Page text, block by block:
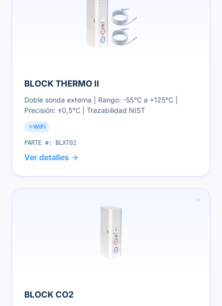
BLOCK THERMO II
Doble sonda externa | Rango: -55°C a +125°C |
Precisión: ±0,5°C | Trazabilidad NIST
WiFi
PARTE #: BLXT02
Ver detalles
BLOCK CO2